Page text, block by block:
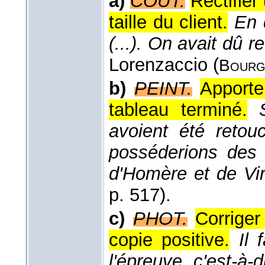
taille du client. En
(...). On avait dû
Lorenzaccio (
b) PEINT.
tableau terminé.
avoient été
posséderions
d'Homère et de
p. 517).
c) PHOT.
copie positive. Il